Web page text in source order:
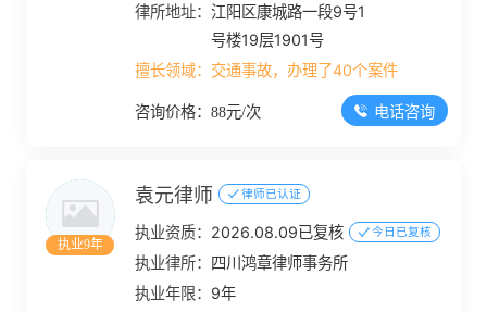
律所地址：江阳区康城路一段9号1
号楼19层1901号
擅长领域： 交通事故，办理了40个案件
咨询价格：88元/次 电话咨询
执业9年
袁元律师 律师已认证
执业资质： 2026.08.09已复核 今日已复核
执业律所： 四川鸿章律师事务所
执业年限： 9年